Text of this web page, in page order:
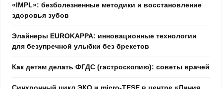
«IMPL»: безболезненные методики и восстановление
здоровья зубов
Элайнеры EUROKAPPA: инновационные технологии
для безупречной улыбки без брекетов
Как детям делать ФГДС (гастроскопию): советы врачей
Синхронный цикл ЭКО и micro-TESE в центре «Линия